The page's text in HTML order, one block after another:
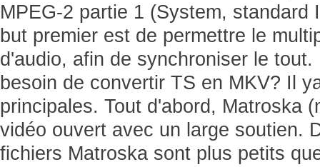
MPEG-2 partie 1 (System, standard
but premier est de permettre le
d'audio, afin de synchroniser le
besoin de convertir TS en MKV? Il
principales. Tout d'abord, Matroska
vidéo ouvert avec un large soutien.
fichiers Matroska sont plus petits